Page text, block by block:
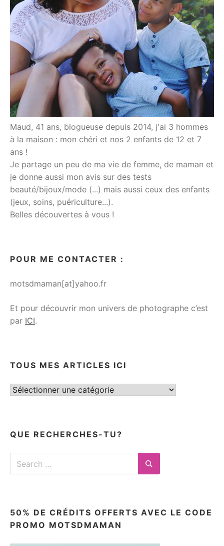
Maud, 41 ans, blogueuse depuis 2014, j'ai 3 hommes
à la maison : mon chéri et nos 2 enfants de 12 et 7
ans !
Je partage un peu de ma vie de femme, de maman et
je donne aussi mon avis sur des tests
beauté/bijoux/mode (...) mais aussi ceux des enfants
(jeux, soins, puériculture...).
Belles découvertes à vous !
POUR ME CONTACTER :
motsdmaman[at]yahoo.fr
Et pour découvrir mon univers de photographe c’est
par ICI.
TOUS MES ARTICLES ICI
Tous
QUE RECHERCHES-TU?
Search
50% DE CRÉDITS OFFERTS AVEC LE CODE
PROMO MOTSDMAMAN